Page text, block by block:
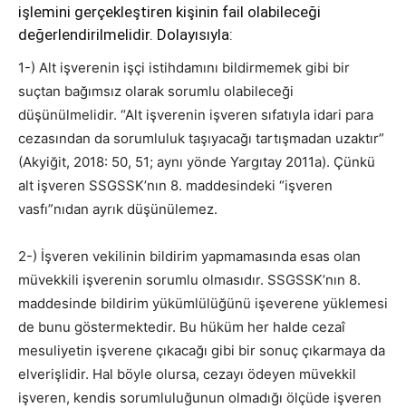
işlemini gerçekleştiren kişinin fail olabileceği
değerlendirilmelidir. Dolayısıyla:
1-) Alt işverenin işçi istihdamını bildirmemek gibi bir
suçtan bağımsız olarak sorumlu olabileceği
düşünülmelidir. “Alt işverenin işveren sıfatıyla idari para
cezasından da sorumluluk taşıyacağı tartışmadan uzaktır”
(Akyiğit, 2018: 50, 51; aynı yönde Yargıtay 2011a). Çünkü
alt işveren SSGSSK’nın 8. maddesindeki “işveren
vasfı”nıdan ayrık düşünülemez.
2-) İşveren vekilinin bildirim yapmamasında esas olan
müvekkili işverenin sorumlu olmasıdır. SSGSSK’nın 8.
maddesinde bildirim yükümlülüğünü işeverene yüklemesi
de bunu göstermektedir. Bu hüküm her halde cezaî
mesuliyetin işverene çıkacağı gibi bir sonuç çıkarmaya da
elverişlidir. Hal böyle olursa, cezayı ödeyen müvekkil
işveren, kendis sorumluluğunun olmadığı ölçüde işveren